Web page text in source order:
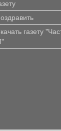
газету